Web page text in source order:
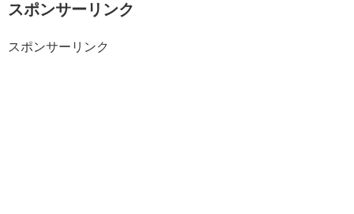
スポンサーリンク
スポンサーリンク